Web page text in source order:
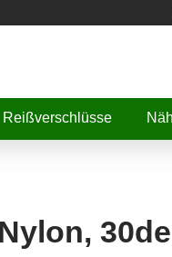
Reißverschlüsse